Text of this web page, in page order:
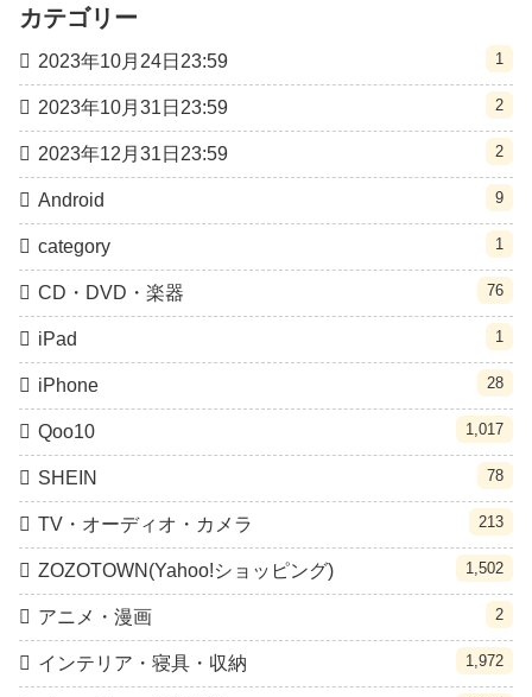
カテゴリー
2023年10月24日23:59 1
2023年10月31日23:59 2
2023年12月31日23:59 2
Android 9
category 1
CD・DVD・楽器 76
iPad 1
iPhone 28
Qoo10 1,017
SHEIN 78
TV・オーディオ・カメラ 213
ZOZOTOWN(Yahoo!ショッピング) 1,502
アニメ・漫画 2
インテリア・寝具・収納 1,972